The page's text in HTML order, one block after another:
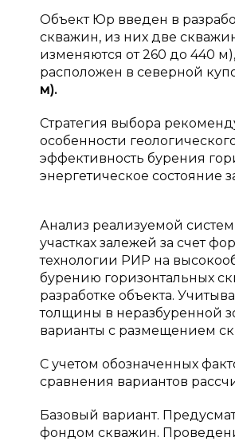
Объект Юр введен в
скважин, из них две
изменяются от 260 до 440
расположен в северной
м).
Стратегия выбора
особенности
эффективность бурения
энергетическое состояние
Анализ реализуемой
участках залежей за счет
технологии РИР на
бурению горизонтальных
разработке объекта.
толщины в неразбуренной
варианты с размещением
С учетом обозначенных
сравнения вариантов
Базовый вариант.
фондом скважин.